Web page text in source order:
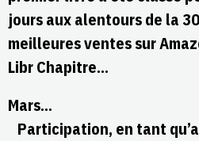
jours aux alentours de la
meilleures ventes sur
Libr Chapitre…
Mars…
Participation, en tant